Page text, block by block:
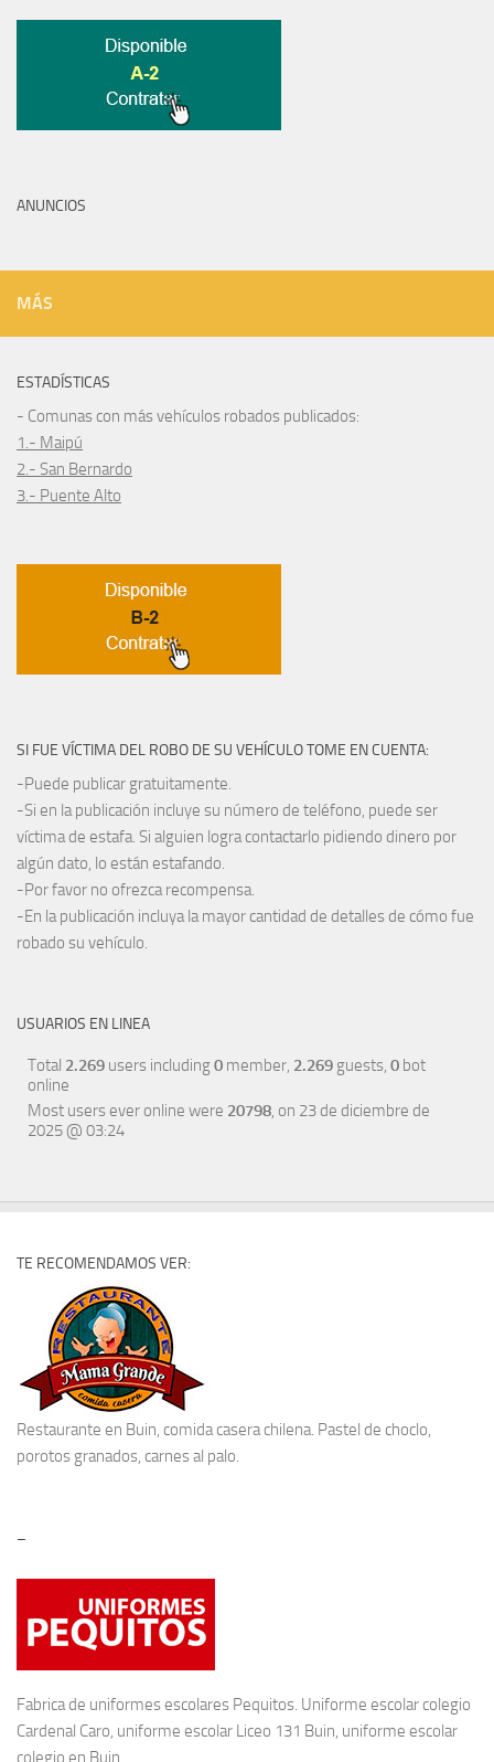
ANUNCIOS
MÁS
ESTADÍSTICAS
- Comunas con más vehículos robados publicados:
1.- Maipú
2.- San Bernardo
3.- Puente Alto
SI FUE VÍCTIMA DEL ROBO DE SU VEHÍCULO TOME EN CUENTA:
-Puede publicar gratuitamente.
-Si en la publicación incluye su número de teléfono, puede ser
víctima de estafa. Si alguien logra contactarlo pidiendo dinero por
algún dato, lo están estafando.
-Por favor no ofrezca recompensa.
-En la publicación incluya la mayor cantidad de detalles de cómo fue
robado su vehículo.
USUARIOS EN LINEA
Total 2.269 users including0 member, 2.269 guests, 0 bot
online
Most users ever online were 20798, on 23 de diciembre de
2025 @ 03:24
TE RECOMENDAMOS VER:
Restaurante en Buin, comida casera chilena. Pastel de choclo,
porotos granados, carnes al palo.
–
Fabrica de uniformes escolares Pequitos. Uniforme escolar colegio
Cardenal Caro, uniforme escolar Liceo 131 Buin, uniforme escolar
colegio en Buin.